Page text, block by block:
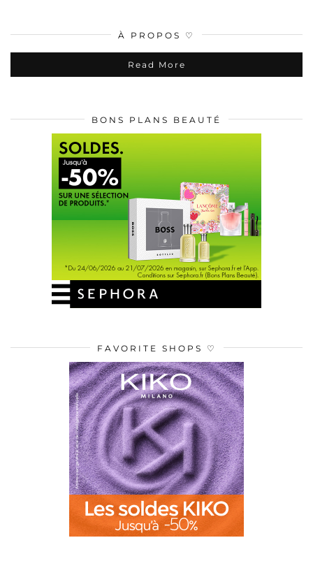
À PROPOS ♡
Read More
BONS PLANS BEAUTÉ
FAVORITE SHOPS ♡